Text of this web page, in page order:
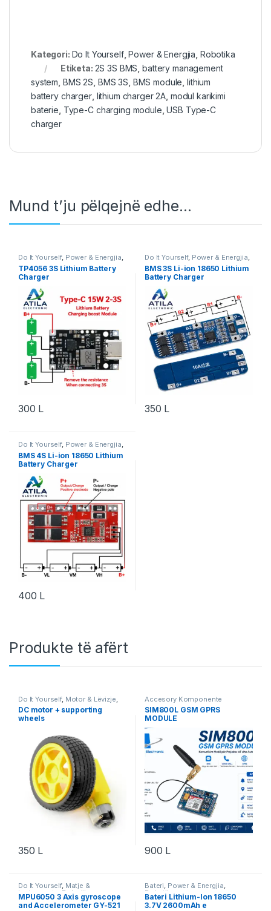
Kategori: Do It Yourself,Power & Energjia Robotika
Etiketa: 2S 3S BMS ,battery management
system BMS 2S BMS 3S BMS module ,lithium
battery charger, lithium charger 2A modul karikimi
baterie Type-C charging module ,USB Type-C
charger
Mund t’ju pëlqejnë edhe…
Do It Yourself, Power & Energjia,
Robotika
TP4056 3S Lithium Battery
Charger
300 L
Do It Yourself, Power & Energjia,
Robotika
BMS 3S Li-ion 18650 Lithium
Battery Charger
350 L
Do It Yourself, Power & Energjia,
Robotika
BMS 4S Li-ion 18650 Lithium
Battery Charger
400 L
Produkte të afërt
Do It Yourself, Motor & Lëvizje
Projekte & Starter Kit ,Robotika
DC motor + supporting
wheels
350 L
Accesory Komponente
Elektronik Do It Yourself
Komponente Elektronik
Komunikim & IoT
SIM800L GSM GPRS
MODULE
900 L
Do It Yourself, Matje &
Instrumente, Robotika
MPU6050 3 Axis gyroscope
and Accelerometer GY-521
Bateri, Power & Energjia,
Robotika
Bateri Lithium-Ion 18650
3.7V 2600mAh e